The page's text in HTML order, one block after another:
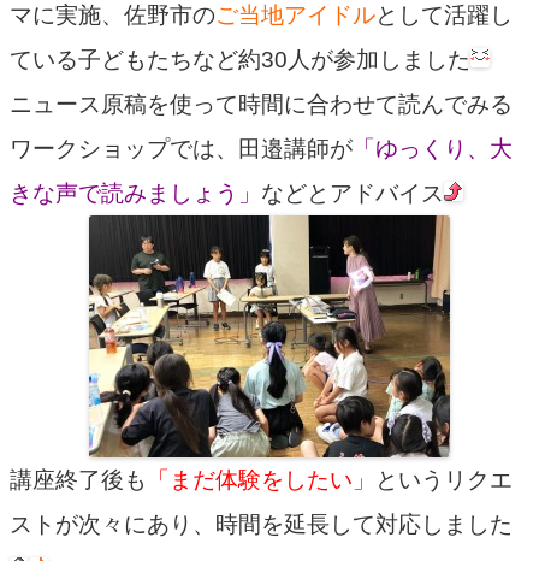
マに実施、佐野市のご当地アイドルとして活躍し
ている子どもたちなど約30人が参加しました
ニュース原稿を使って時間に合わせて読んでみる
ワークショップでは、田邉講師が 「ゆっくり、大
きな声で読みましょう」 などとアドバイス
講座終了後も 「まだ体験をしたい」
というリクエ
ストが次々にあり、時間を延長して対応しました